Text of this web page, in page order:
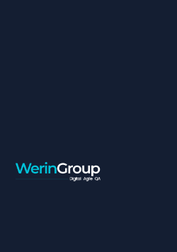
Contrat:Freelance